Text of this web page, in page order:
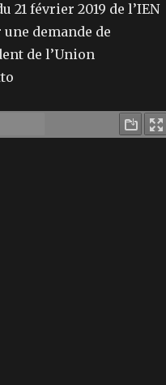
21 février 2019 de l’IEN
demande de
de l’Union